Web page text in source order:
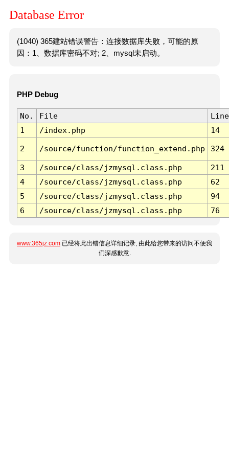
Database Error
(1040) 365建站错误警告：连接数据库失败，可能的原
因：1、数据库密码不对; 2、mysql未启动。
PHP Debug
No. File
Line
1
/index.php 14
2 /source/function/function_extend.php 324
3 /source/class/jzmysql.class.php
211
4
/source/class/jzmysql.class.php
62
5
/source/class/jzmysql.class.php
94
6
/source/class/jzmysql.class.php 76
www.365jz.com 已经将此出错信息详细记录, 由此给您带来的访问不便我
们深感歉意.